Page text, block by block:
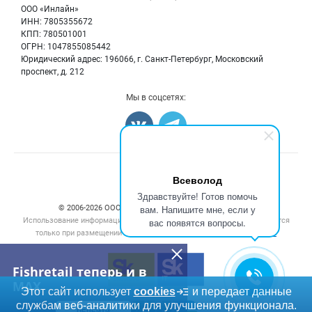
Всеволод
Здравствуйте! Готов помочь
вам. Напишите мне, если у
вас появятся вопросы.
Fishretail теперь и в
MAX
ООО «Инлайн»
ИНН: 7805355672
КПП: 780501001
ОГРН: 1047855085442
Юридический адрес: 196066, г. Санкт-Петербург, Московский
проспект, д. 212
Блог
Мы в соцсетях:
Счетчики, авторское право, логотипы
© 2006‑2026 ООО “Инлайн”. 12+ Все права защищены.
Использование информации, размещенной на данном сайте, допускается
только при размещении активной гиперссылки на сайт
fishretail.ru
Этот сайт использует cookies
и передает данные
службам веб-аналитики для улучшения функционала.